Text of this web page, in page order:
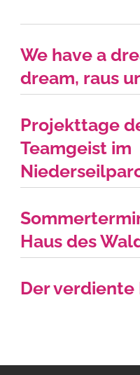
We have a
dream, raus
Projekttage
Teamgeist im
Haus des
Der verdiente